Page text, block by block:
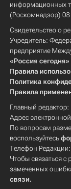
информационных
(Роскомнадзор) 08
Свидетельство о
Учредитель:
предприятие
«Россия сегодня»
Правила
Политика
Правила
Главный редактор:
Адрес
По вопросам
воспользуйтесь
Телефон Редакции:
Чтобы связаться с
замеченных
связи.